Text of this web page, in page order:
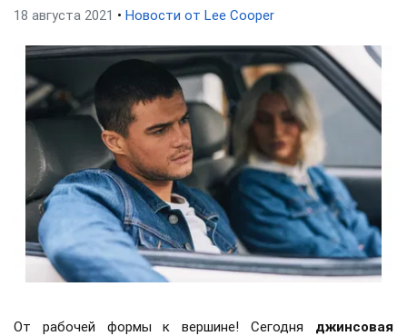
18 августа 2021 • Новости от Lee Cooper
От рабочей формы к вершине! Сегодня джинсовая